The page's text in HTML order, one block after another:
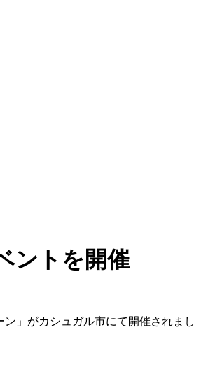
ントを開催
」がカシュガル市にて開催されまし